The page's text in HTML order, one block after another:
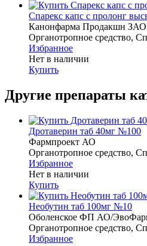
Спарекс капс с пролонг
Канонфарма Продакшн ЗАО
Органотропное средство,
Избранное
Нет в наличии
Купить
Другие препараты
Дротаверин таб 40мг №100
Фармпроект АО
Органотропное средство,
Избранное
Нет в наличии
Купить
Необутин таб 100мг №10
Оболенское ФП АО/
Органотропное средство,
Избранное